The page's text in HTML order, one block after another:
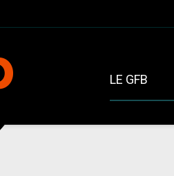
LE GFB